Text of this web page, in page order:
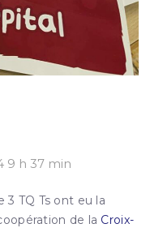
9 h 37 min
3 TQ Ts ont eu la
de la Croix-